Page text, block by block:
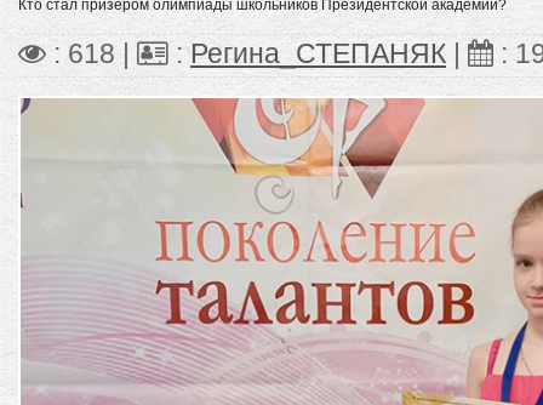
Кто стал призером олимпиады школьников Президентской академии?
: 618 | :Регина_СТЕПАНЯК :